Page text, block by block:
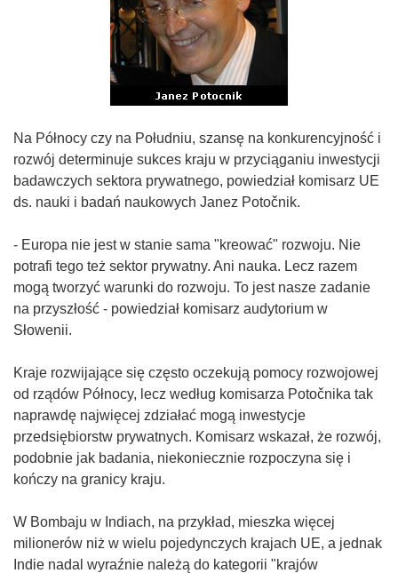
Na Północy czy na Południu, szansę na konkurencyjność i
rozwój determinuje sukces kraju w przyciąganiu inwestycji
badawczych sektora prywatnego, powiedział komisarz UE
ds. nauki i badań naukowych Janez Potočnik.
- Europa nie jest w stanie sama "kreować" rozwoju. Nie
potrafi tego też sektor prywatny. Ani nauka. Lecz razem
mogą tworzyć warunki do rozwoju. To jest nasze zadanie
na przyszłość - powiedział komisarz audytorium w
Słowenii.
Kraje rozwijające się często oczekują pomocy rozwojowej
od rządów Północy, lecz według komisarza Potočnika tak
naprawdę najwięcej zdziałać mogą inwestycje
przedsiębiorstw prywatnych. Komisarz wskazał, że rozwój,
podobnie jak badania, niekoniecznie rozpoczyna się i
kończy na granicy kraju.
W Bombaju w Indiach, na przykład, mieszka więcej
milionerów niż w wielu pojedynczych krajach UE, a jednak
Indie nadal wyraźnie należą do kategorii "krajów